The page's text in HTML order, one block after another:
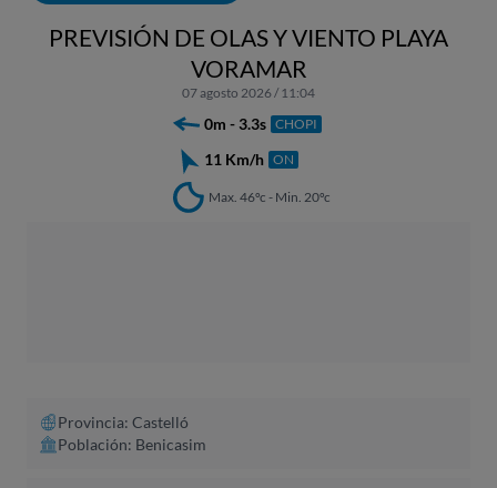
PREVISIÓN DE OLAS Y VIENTO PLAYA
VORAMAR
07 agosto 2026 / 11:04
0m - 3.3s CHOPI
11 Km/h ON
Max. 46ºc - Min. 20ºc
Provincia: Castelló
Población: Benicasim